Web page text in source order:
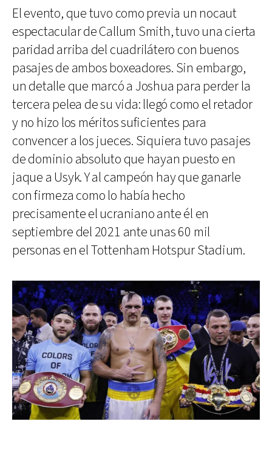
El evento, que tuvo como previa un nocaut
espectacular de Callum Smith, tuvo una cierta
paridad arriba del cuadrilátero con buenos
pasajes de ambos boxeadores. Sin embargo,
un detalle que marcó a Joshua para perder la
tercera pelea de su vida: llegó como el retador
y no hizo los méritos suficientes para
convencer a los jueces. Siquiera tuvo pasajes
de dominio absoluto que hayan puesto en
jaque a Usyk. Y al campeón hay que ganarle
con firmeza como lo había hecho
precisamente el ucraniano ante él en
septiembre del 2021 ante unas 60 mil
personas en el Tottenham Hotspur Stadium.